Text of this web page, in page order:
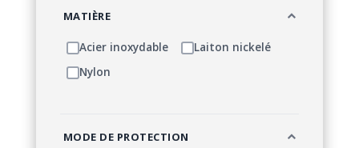
MATIÈRE
Acier inoxydable
Laiton nickelé
Nylon
MODE DE PROTECTION